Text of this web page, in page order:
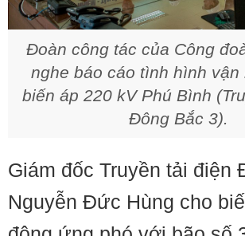
Đoàn công tác của Công
nghe báo cáo tình hình vận
biến áp 220 kV Phú Bình
Đông Bắc 3).
Giám đốc Truyền tải điện
Nguyễn Đức Hùng cho